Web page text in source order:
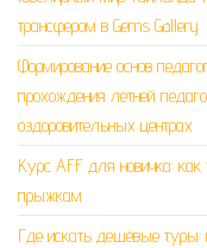
трансфером в Gems Gallery
Формирование основ
прохождения летней
оздоровительных центрах
Курс AFF для новичка: как
прыжкам
Где искать дешёвые туры: